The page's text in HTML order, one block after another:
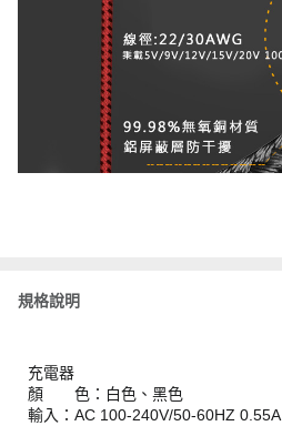
規格說明
充電器
顏 色：白色、黑色
輸入：AC 100-240V/50-60HZ 0.55A